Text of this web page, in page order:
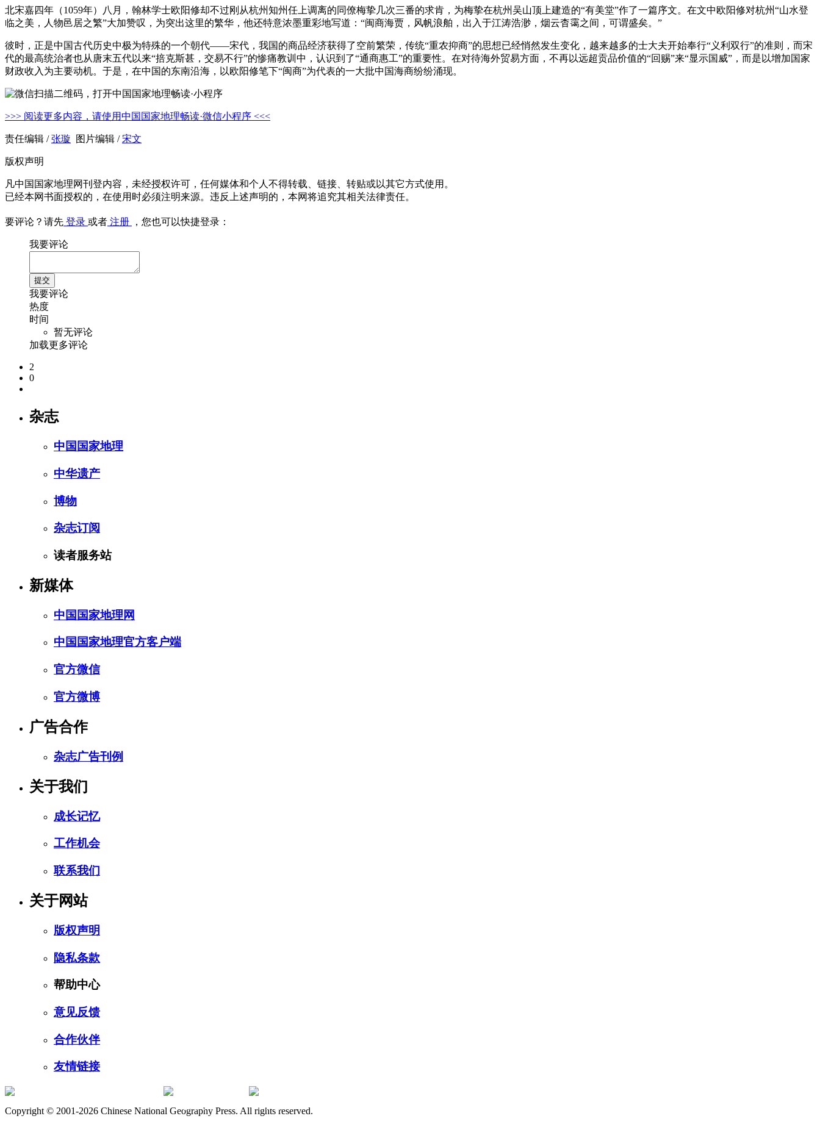
北宋嘉四年（1059年）八月，翰林学士欧阳修却不过刚从杭州知州任上调离的同僚梅挚几次三番的求肯，为梅挚在杭州吴山顶上建造的“有美堂”作了一篇序文。在文中欧阳修对杭州“山水登
临之美，人物邑居之繁”大加赞叹，为突出这里的繁华，他还特意浓墨重彩地写道：“闽商海贾，风帆浪舶，出入于江涛浩渺，烟云杳霭之间，可谓盛矣。”
彼时，正是中国古代历史中极为特殊的一个朝代——宋代，我国的商品经济获得了空前繁荣，传统“重农抑商”的思想已经悄然发生变化，越来越多的士大夫开始奉行“义利双行”的准则，而宋
代的最高统治者也从唐末五代以来“掊克斯甚，交易不行”的惨痛教训中，认识到了“通商惠工”的重要性。在对待海外贸易方面，不再以远超贡品价值的“回赐”来“显示国威”，而是以增加国家
财政收入为主要动机。于是，在中国的东南沿海，以欧阳修笔下“闽商”为代表的一大批中国海商纷纷涌现。
>>> 阅读更多内容，请使用中国国家地理畅读·微信小程序 <<<
责任编辑 /张璇 图片编辑 /宋文
版权声明
凡中国国家地理网刊登内容，未经授权许可，任何媒体和个人不得转载、链接、转贴或以其它方式使用。
已经本网书面授权的，在使用时必须注明来源。违反上述声明的，本网将追究其相关法律责任。
要评论？请先 登录 或者 注册 ，您也可以快捷登录：
我要评论
我要评论
热度
时间
暂无评论
加载更多评论
2
0
杂志
中国国家地理
中华遗产
博物
杂志订阅
读者服务站
新媒体
中国国家地理网
中国国家地理官方客户端
官方微信
官方微博
广告合作
杂志广告刊例
关于我们
成长记忆
工作机会
联系我们
关于网站
版权声明
隐私条款
帮助中心
意见反馈
合作伙伴
友情链接
订阅号 服务号
Copyright © 2001-2026 Chinese National Geography Press. All rights reserved.